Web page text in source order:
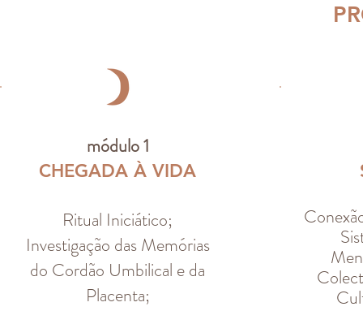
módulo 1
CHEGADA À VIDA
Ritual Iniciático;
Investigação das Memórias
do Cordão Umbilical e da
Placenta​;